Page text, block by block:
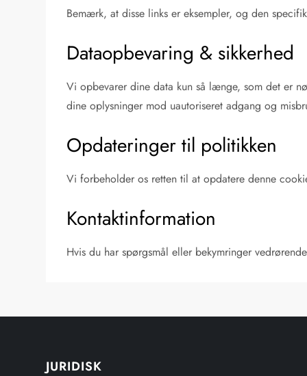
Bemærk, at disse links er eksempler, og den
Dataopbevaring & sikkerhed
Vi opbevarer dine data kun så længe, som det er
dine oplysninger mod uautoriseret adgang og
Opdateringer til politikken
Vi forbeholder os retten til at opdatere denne
Kontaktinformation
Hvis du har spørgsmål eller bekymringer
JURIDISK